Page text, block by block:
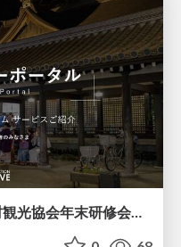
2025年度一般社団法人嬬恋村観光協会年末研修会~第3部~地域OTAシステムの導入に係るシステムのご説明